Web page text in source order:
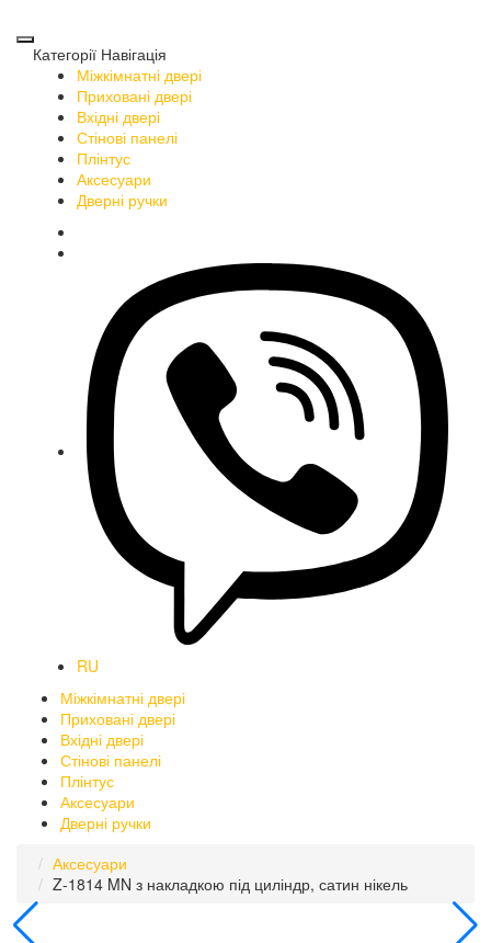
Категорії Навігація
Міжкімнатні двері
Приховані двері
Вхідні двері
Стінові панелі
Плінтус
Аксесуари
Дверні ручки
RU
Міжкімнатні двері
Приховані двері
Вхідні двері
Стінові панелі
Плінтус
Аксесуари
Дверні ручки
Аксесуари
Z-1814 MN з накладкою під циліндр, сатин нікель